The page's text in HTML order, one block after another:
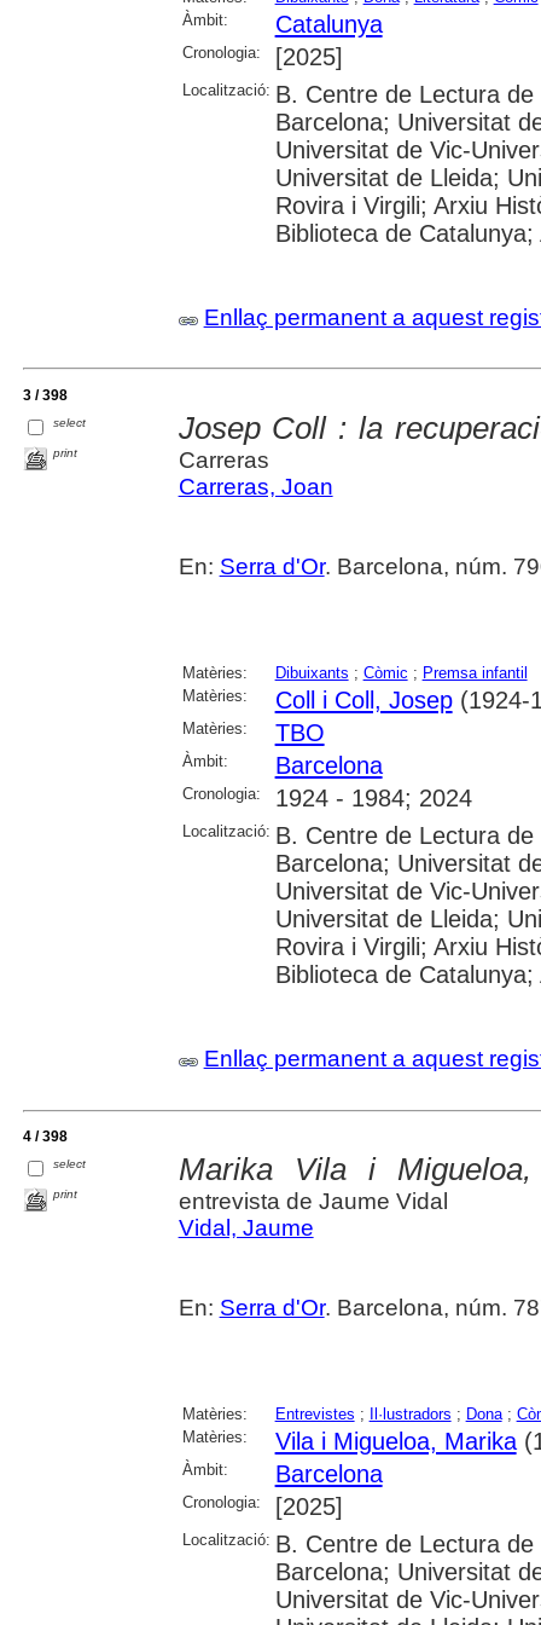
Àmbit:
Catalunya
Cronologia: [2025]
Localització: B. Centre de Lectura
Barcelona; Universitat
Universitat de Vic-
Universitat de Lleida;
Rovira i Virgili; Arxiu
Biblioteca de
Enllaç permanent a aquest
3 / 398
select
print
Josep Coll : la
Carreras
Carreras, Joan
En: Serra d'Or. Barcelona, núm.
Matèries: Dibuixants ; Còmic ; Premsa infantil
Matèries:
Coll i Coll, Josep(1924-
Matèries: TBO
Àmbit: Barcelona
Cronologia: 1924 - 1984; 2024
Localització: B. Centre de Lectura
Barcelona; Universitat
Universitat de Vic-
Universitat de Lleida;
Rovira i Virgili; Arxiu
Biblioteca de
Enllaç permanent a aquest
4 / 398
select
print
Marika Vila i
entrevista de Jaume Vidal
Vidal, Jaume
En: Serra d'Or. Barcelona, núm.
Matèries: Entrevistes ; Il·lustradors ; Dona;
Matèries:
Vila i Migueloa, Marika
Àmbit: Barcelona
Cronologia: [2025]
Localització: B. Centre de Lectura
Barcelona; Universitat
Universitat de Vic-